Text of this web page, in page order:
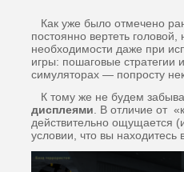
Как уже было отмечено
постоянно вертеть головой,
необходимости даже при
игры: пошаговые стратегии
симуляторах — попросту
К тому же не будем
дисплеями . В отличие от
действительно ощущается
условии, что вы